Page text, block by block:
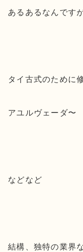
あるあるなんです
タイ古式のために
アユルヴェーダ〜
などなど
結構、独特の業界